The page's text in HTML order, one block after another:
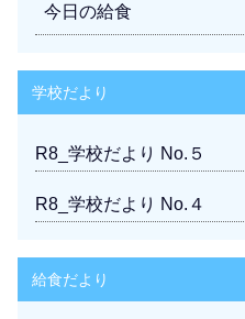
今日の給食
学校だより
R8_学校だより No.５
R8_学校だより No.４
給食だより